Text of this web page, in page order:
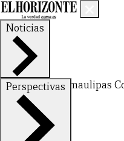
Noticias
Nuevo LeónTamaulipas
Perspectivas